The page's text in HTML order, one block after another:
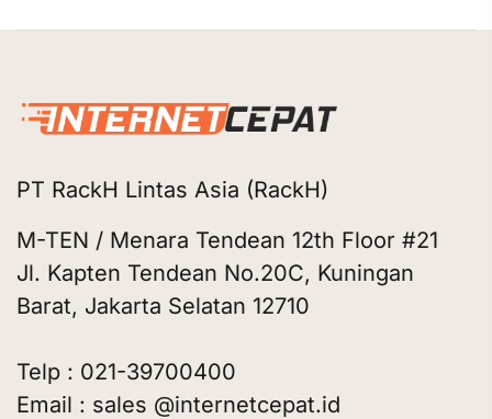
PT RackH Lintas Asia (RackH)
M-TEN / Menara Tendean 12th Floor #21
Jl. Kapten Tendean No.20C, Kuningan
Barat, Jakarta Selatan 12710
Telp : 021-39700400
Email : sales @internetcepat.id